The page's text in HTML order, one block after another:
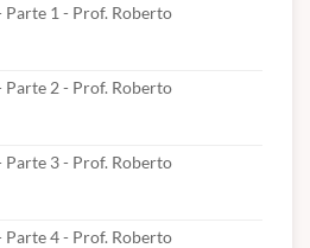
Parte 1 - Prof. Roberto
Parte 2 - Prof. Roberto
Parte 3 - Prof. Roberto
Parte 4 - Prof. Roberto